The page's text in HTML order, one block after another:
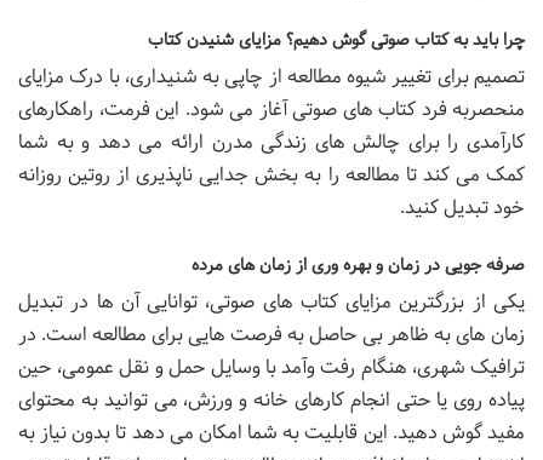
چرا باید به کتاب صوتی گوش دهیم؟ مزایای شنیدن کتاب
تصمیم برای تغییر شیوه مطالعه از چاپی به شنیداری، با درک مزایای
منحصربه فرد کتاب های صوتی آغاز می شود. این فرمت، راهکارهای
کارآمدی را برای چالش های زندگی مدرن ارائه می دهد و به شما
کمک می کند تا مطالعه را به بخش جدایی ناپذیری از روتین روزانه
خود تبدیل کنید.
صرفه جویی در زمان و بهره وری از زمان های مرده
یکی از بزرگترین مزایای کتاب های صوتی، توانایی آن ها در تبدیل
زمان های به ظاهر بی حاصل به فرصت هایی برای مطالعه است. در
ترافیک شهری، هنگام رفت وآمد با وسایل حمل و نقل عمومی، حین
پیاده روی یا حتی انجام کارهای خانه و ورزش، می توانید به محتوای
مفید گوش دهید. این قابلیت به شما امکان می دهد تا بدون نیاز به